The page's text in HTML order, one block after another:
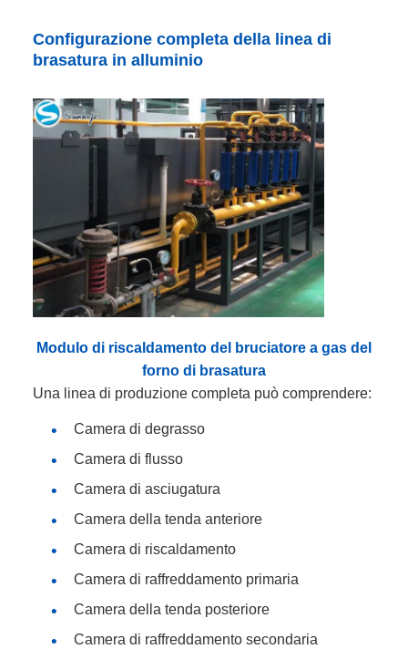
Configurazione completa della linea di
brasatura in alluminio
Modulo di riscaldamento del bruciatore a gas del
forno di brasatura
Una linea di produzione completa può comprendere:
Camera di degrasso
Camera di flusso
Camera di asciugatura
Camera della tenda anteriore
Camera di riscaldamento
Camera di raffreddamento primaria
Camera della tenda posteriore
Camera di raffreddamento secondaria